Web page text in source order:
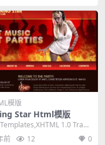
模版
Star Html模版
1.0 Trans
前 12 0